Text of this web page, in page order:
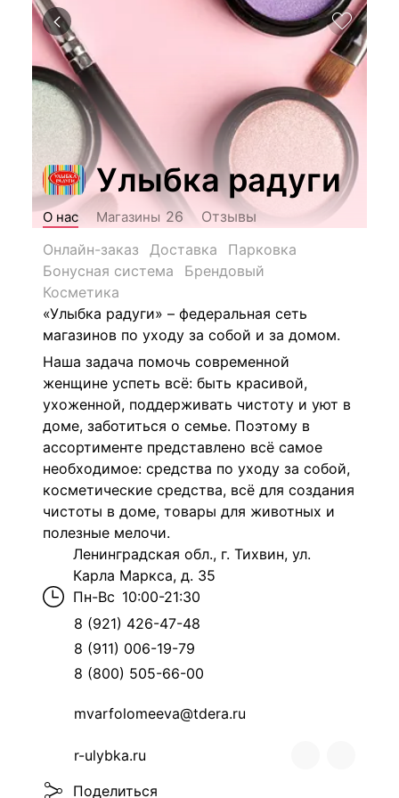
Улыбка радуги
О нас Магазины 26
Отзывы
Онлайн-заказ
Доставка
Парковка
Бонусная система
Брендовый
Косметика
«Улыбка радуги» – федеральная сеть
магазинов по уходу за собой и за домом.
Наша задача помочь современной
женщине успеть всё: быть красивой,
ухоженной, поддерживать чистоту и уют в
доме, заботиться о семье. Поэтому в
ассортименте представлено всё самое
необходимое: средства по уходу за собой,
косметические средства, всё для создания
чистоты в доме, товары для животных и
полезные мелочи.
Ленинградская обл., г. Тихвин, ул.
Карла Маркса, д. 35
Пн-Вс 10:00-21:30
8 (921) 426-47-48
8 (911) 006-19-79
8 (800) 505-66-00
mvarfolomeeva@tdera.ru
r-ulybka.ru
Поделиться